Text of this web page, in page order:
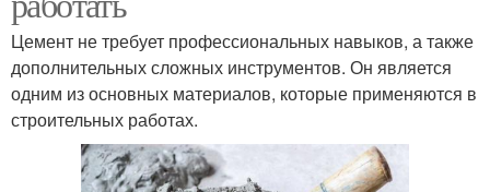
Цемент не требует профессиональных навыков, а также
дополнительных сложных инструментов. Он является
одним из основных материалов, которые применяются в
строительных работах.